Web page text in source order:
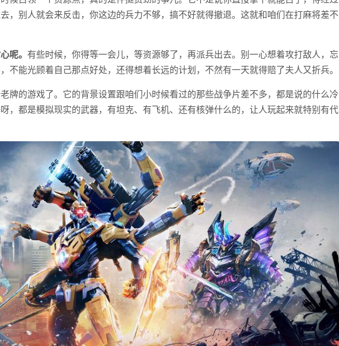
，别人就会来反击，你这边的兵力不够，搞不好就得撤退。这就和咱们在打麻将差不
呢。 有些时候，你得等一会儿，等资源够了，再派兵出去。别一心想着攻打敌人，忘
不能光顾着自己那点好处，还得想着长远的计划，不然有一天就得赔了夫人又折兵。
牌的游戏了。它的背景设置跟咱们小时候看过的那些战争片差不多，都是说的什么冷
，都是模拟现实的武器，有坦克、有飞机、还有核弹什么的，让人玩起来就特别有代